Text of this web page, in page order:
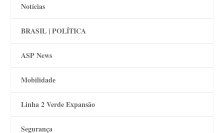
Notícias
BRASIL | POLÍTICA
ASP News
Mobilidade
Linha 2 Verde Expansão
Segurança